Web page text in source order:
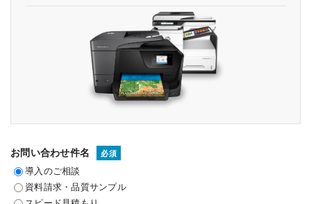
お問い合わせ件名 必須
導入のご相談
資料請求・品質サンプル